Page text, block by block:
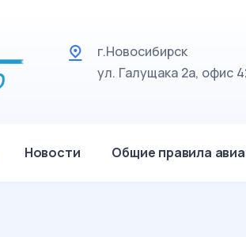
г.Новосибирск
ул. Галущака 2а, офис
Новости Общие правила